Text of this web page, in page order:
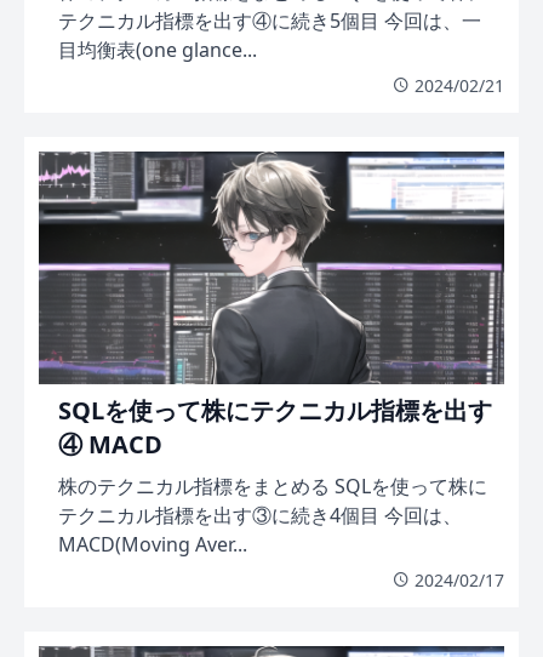
テクニカル指標を出す④に続き5個目 今回は、一
目均衡表(one glance...
2024/02/21
SQLを使って株にテクニカル指標を出す
④ MACD
株のテクニカル指標をまとめる SQLを使って株に
テクニカル指標を出す③に続き4個目 今回は、
MACD(Moving Aver...
2024/02/17